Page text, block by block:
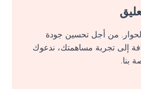
من أجل تحسين جودة
إلى تجربة مساهمتك، ندعوك
بنا.